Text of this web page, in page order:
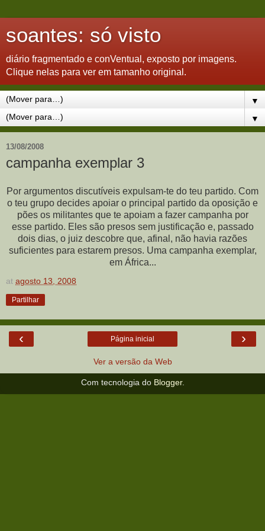
soantes: só visto
diário fragmentado e conVentual, exposto por imagens.
Clique nelas para ver em tamanho original.
▼
▼
13/08/2008
campanha exemplar 3
Por argumentos discutíveis expulsam-te do teu partido. Com
o teu grupo decides apoiar o principal partido da oposição e
pões os militantes que te apoiam a fazer campanha por
esse partido. Eles são presos sem justificação e, passado
dois dias, o juiz descobre que, afinal, não havia razões
suficientes para estarem presos. Uma campanha exemplar,
em África...
at agosto 13, 2008
Partilhar
‹ ›
Página inicial
Ver a versão da Web
Com tecnologia do Blogger.